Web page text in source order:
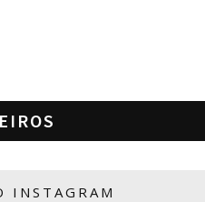
INSTAGRAM